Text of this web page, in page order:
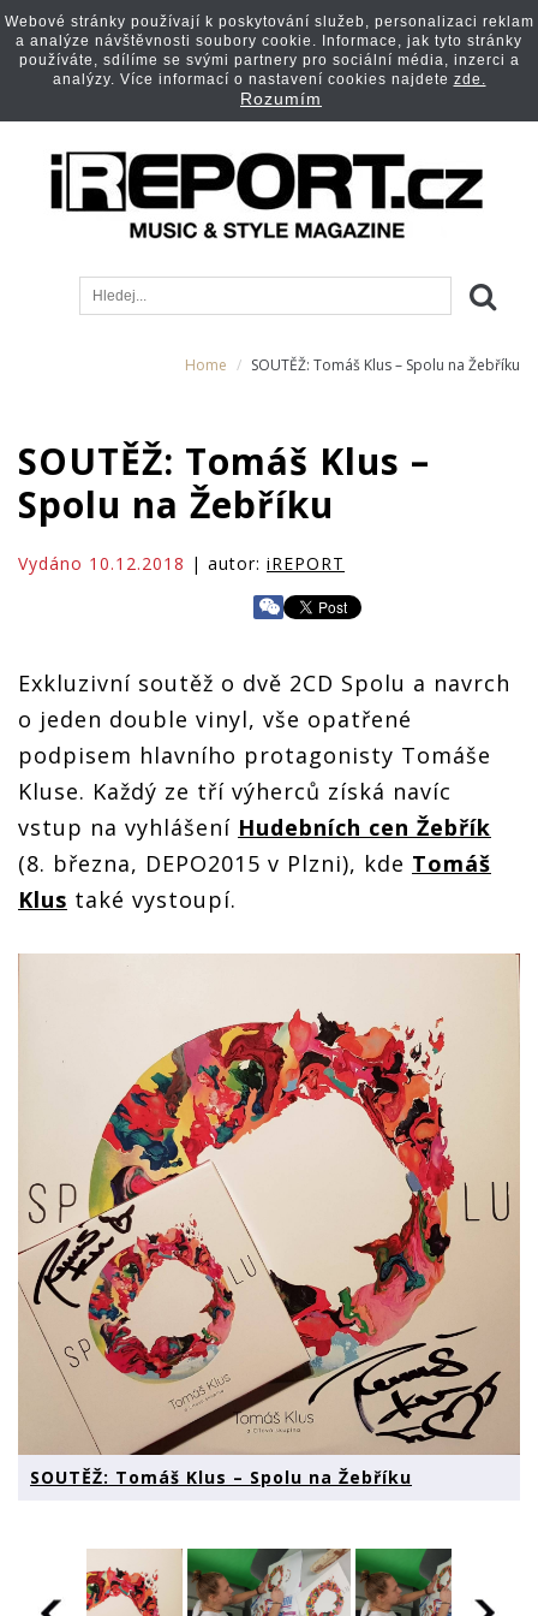
Home SOUTĚŽ: Tomáš Klus – Spolu na Žebříku
SOUTĚŽ: Tomáš Klus –
Spolu na Žebříku
Vydáno 10.12.2018 | autor: iREPORT
Exkluzivní soutěž o dvě 2CD Spolu a navrch
o jeden double vinyl, vše opatřené
podpisem hlavního protagonisty Tomáše
Kluse. Každý ze tří výherců získá navíc
vstup na vyhlášení Hudebních cen Žebřík
(8. března, DEPO2015 v Plzni), kde Tomáš
Klus také vystoupí.
SOUTĚŽ: Tomáš Klus – Spolu na Žebříku
Webové stránky používají k poskytování služeb, personalizaci reklam
a analýze návštěvnosti soubory cookie. Informace, jak tyto stránky
používáte, sdílíme se svými partnery pro sociální média, inzerci a
analýzy. Více informací o nastavení cookies najdete zde.
Rozumím